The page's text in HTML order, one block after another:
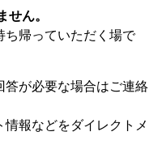
せん。
ち帰っていただく場で
答が必要な場合はご連絡
報などをダイレクトメ